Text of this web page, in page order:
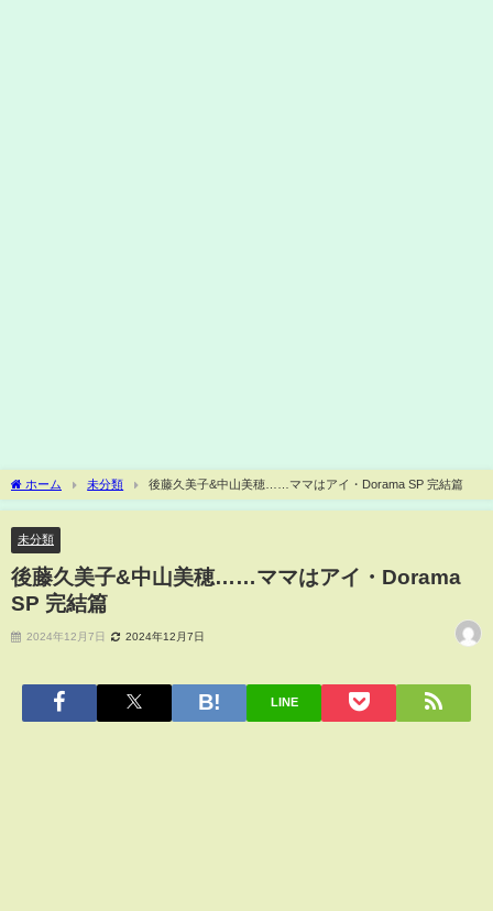
ホーム 未分類 後藤久美子&中山美穂……ママはアイ・Dorama SP 完結篇
未分類
後藤久美子&中山美穂……ママはアイ・Dorama
SP 完結篇
2024年12月7日 2024年12月7日
LINE